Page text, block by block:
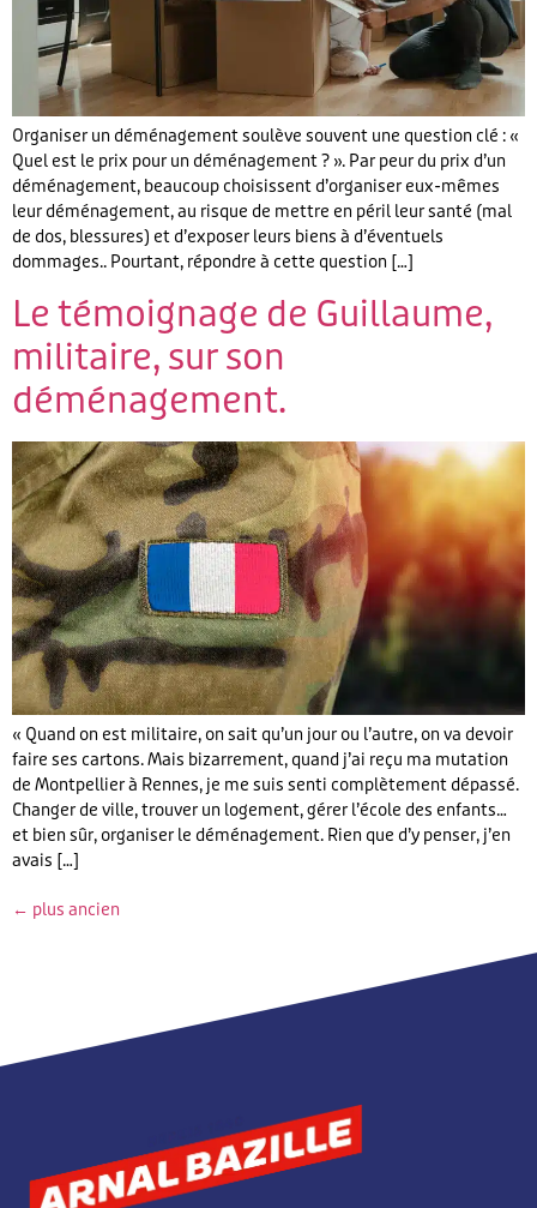
Organiser un déménagement soulève souvent une question clé : «
Quel est le prix pour un déménagement ? ». Par peur du prix d’un
déménagement, beaucoup choisissent d’organiser eux-mêmes
leur déménagement, au risque de mettre en péril leur santé (mal
de dos, blessures) et d’exposer leurs biens à d’éventuels
dommages.. Pourtant, répondre à cette question […]
Le témoignage de Guillaume,
militaire, sur son
déménagement.
« Quand on est militaire, on sait qu’un jour ou l’autre, on va devoir
faire ses cartons. Mais bizarrement, quand j’ai reçu ma mutation
de Montpellier à Rennes, je me suis senti complètement dépassé.
Changer de ville, trouver un logement, gérer l’école des enfants…
et bien sûr, organiser le déménagement. Rien que d’y penser, j’en
avais […]
← plus ancien